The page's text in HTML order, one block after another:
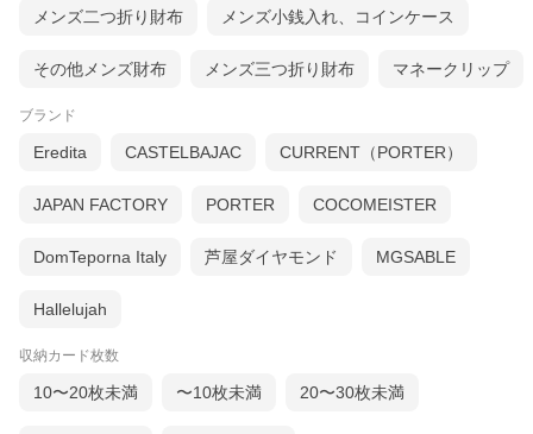
メンズ二つ折り財布 メンズ小銭入れ、コインケース
その他メンズ財布 メンズ三つ折り財布 マネークリップ
ブランド
Eredita CASTELBAJAC CURRENT（PORTER）
JAPAN FACTORY PORTER COCOMEISTER
DomTeporna Italy 芦屋ダイヤモンド MGSABLE
Hallelujah
収納カード枚数
10〜20枚未満 〜10枚未満 20〜30枚未満